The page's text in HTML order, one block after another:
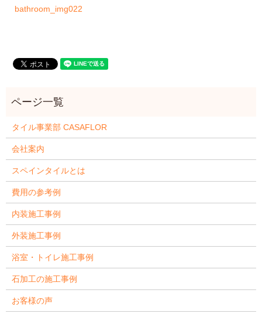
bathroom_img022
タイル事業部 CASAFLOR
会社案内
スペインタイルとは
費用の参考例
内装施工事例
外装施工事例
浴室・トイレ施工事例
石加工の施工事例
お客様の声